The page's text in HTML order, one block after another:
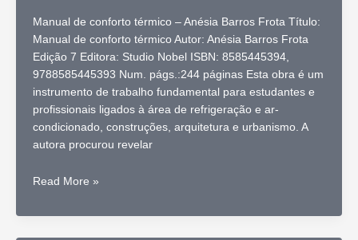
de
comprar
Manual de conforto térmico – Anésia Barros Frota Título:
Manual de conforto térmico Autor: Anésia Barros Frota
Edição 7 Editora: Studio Nobel ISBN: 8585445394,
9788585445393 Num. págs.:244 páginas Esta obra é um
instrumento de trabalho fundamental para estudantes e
profissionais ligados à área de refrigeração e ar-
condicionado, construções, arquitetura e urbanismo. A
autora procurou revelar
Manual
conforto
Read More »